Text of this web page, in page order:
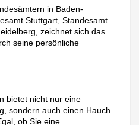
in Baden-
Stuttgart, Standesamt
zeichnet sich das
seine persönliche
bietet nicht nur eine
sondern auch einen Hauch
ob Sie eine